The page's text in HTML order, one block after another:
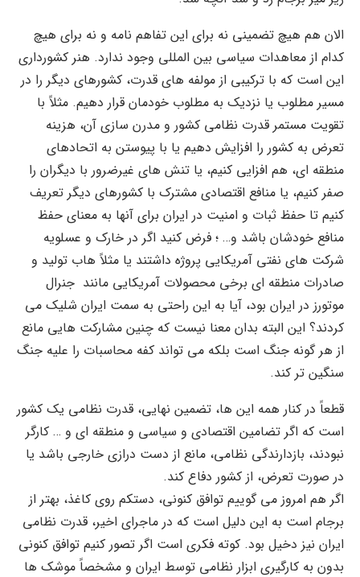
الان هم هیچ تضمینی نه برای این تفاهم نامه و نه برای هیچ
کدام از معاهدات سیاسی بین المللی وجود ندارد. هنر کشورداری
این است که با ترکیبی از مولفه های قدرت، کشورهای دیگر را در
مسیر مطلوب یا نزدیک به مطلوب خودمان قرار دهیم. مثلاً با
تقویت مستمر قدرت نظامی کشور و مدرن سازی آن، هزینه
تعرض به کشور را افزایش دهیم یا با پیوستن به اتحادهای
منطقه ای، هم افزایی کنیم، یا تنش های غیرضرور با دیگران را
صفر کنیم، یا منافع اقتصادی مشترک با کشورهای دیگر تعریف
کنیم تا حفظ ثبات و امنیت در ایران برای آنها به معنای حفظ
منافع خودشان باشد و… ؛ فرض کنید اگر در خارک و عسلویه
شرکت های نفتی آمریکایی پروژه داشتند یا مثلاً هاب تولید و
صادرات منطقه ای برخی محصولات آمریکایی مانند جنرال
موتورز در ایران بود، آیا به این راحتی به سمت ایران شلیک می
کردند؟ این البته بدان معنا نیست که چنین مشارکت هایی مانع
از هر گونه جنگ است بلکه می تواند کفه محاسبات را علیه جنگ
سنگین تر کند.
قطعاً در کنار همه این ها، تضمین نهایی، قدرت نظامی یک کشور
است که اگر تضامین اقتصادی و سیاسی و منطقه ای و … کارگر
نبودند، بازدارندگی نظامی، مانع از دست درازی خارجی باشد یا
در صورت تعرض، از کشور دفاع کند.
اگر هم امروز می گوییم توافق کنونی، دستکم روی کاغذ، بهتر از
برجام است به این دلیل است که در ماجرای اخیر، قدرت نظامی
ایران نیز دخیل بود. کوته فکری است اگر تصور کنیم توافق کنونی
بدون به کارگیری ابزار نظامی توسط ایران و مشخصاً موشک ها